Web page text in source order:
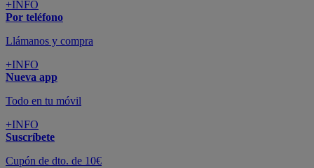
+INFO
Por teléfono
Llámanos y compra
+INFO
Nueva app
Todo en tu móvil
+INFO
Suscríbete
Cupón de dto. de 10€